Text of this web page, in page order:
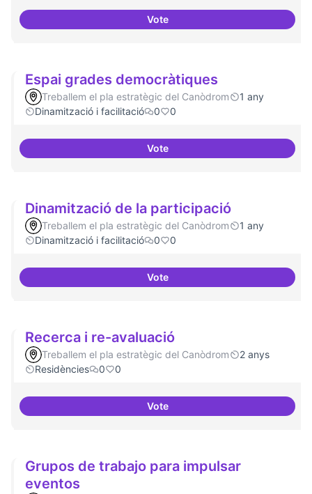
VoteProtocol de rebuda de
Espai grades democràtiques
Treballem el pla estratègic del Canòdrom
1 any
Dinamització i facilitació
0 0
VoteEspai grades democràtiques
Dinamització de la participació
Treballem el pla estratègic del Canòdrom
1 any
Dinamització i facilitació
0 0
VoteDinamització de la participació
Recerca i re-avaluació
Treballem el pla estratègic del Canòdrom
2 anys
Residències
0 0
VoteRecerca i re-avaluació
Grupos de trabajo para impulsar
eventos